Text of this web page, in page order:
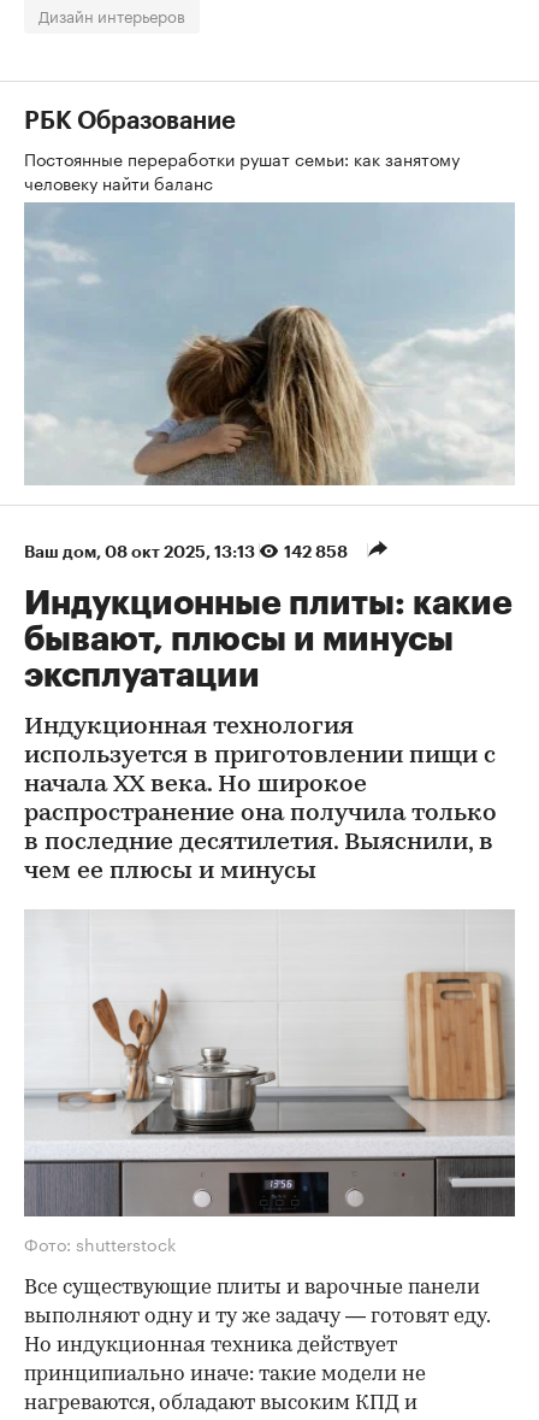
Дизайн интерьеров
РБК Образование
Постоянные переработки рушат семьи: как занятому
человеку найти баланс
Ваш дом⁠, 08 окт 2025, 13:13 142 858
Индукционные плиты: какие
бывают, плюсы и минусы
эксплуатации
Индукционная технология
используется в приготовлении пищи с
начала XX века. Но широкое
распространение она получила только
в последние десятилетия. Выяснили, в
чем ее плюсы и минусы
Фото: shutterstock
Все существующие плиты и варочные панели
выполняют одну и ту же задачу — готовят еду.
Но индукционная техника действует
принципиально иначе: такие модели не
нагреваются, обладают высоким КПД и